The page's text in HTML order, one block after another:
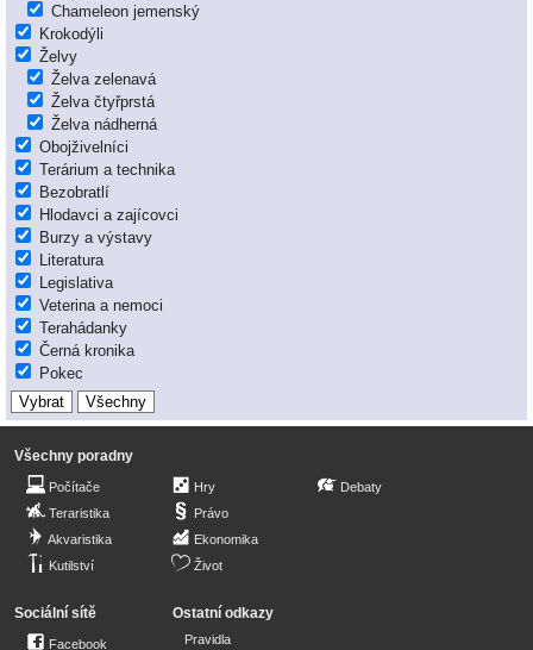
Chameleon jemenský
Krokodýli
Želvy
Želva zelenavá
Želva čtyřprstá
Želva nádherná
Obojživelníci
Terárium a technika
Bezobratlí
Hlodavci a zajícovci
Burzy a výstavy
Literatura
Legislativa
Veterina a nemoci
Terahádanky
Černá kronika
Pokec
Všechny poradny
Počítače
Teraristika
Akvaristika
Kutilství
Hry
Právo
Ekonomika
Život
Debaty
Sociální sítě
Facebook
Ostatní odkazy
Pravidla